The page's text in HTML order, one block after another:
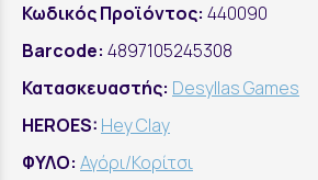
Κωδικός Προϊόντος: 440090
Barcode: 4897105245308
Κατασκευαστής: Desyllas Games
HEROES: Hey Clay
ΦΥΛΟ: Αγόρι/Κορίτσι